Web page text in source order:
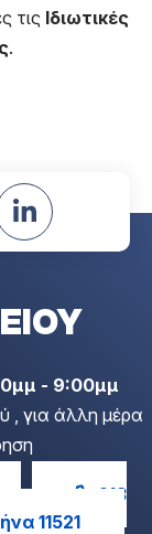
τιςΙδιωτικές
.
- 9:00μμ
, για άλλη μέρα
213
11521